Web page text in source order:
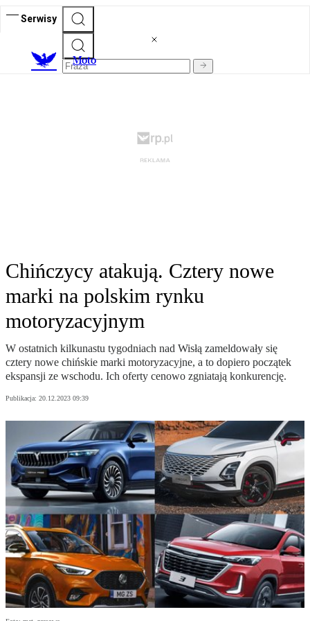
Serwisy
Moto
Chińczycy atakują. Cztery nowe
marki na polskim rynku
motoryzacyjnym
W ostatnich kilkunastu tygodniach nad Wisłą zameldowały się
cztery nowe chińskie marki motoryzacyjne, a to dopiero początek
ekspansji ze wschodu. Ich oferty cenowo zgniatają konkurencję.
Publikacja: 20.12.2023 09:39